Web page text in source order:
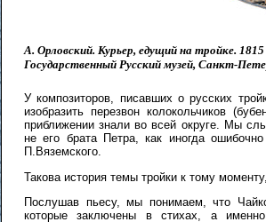
А. Орловский. Курьер, едущий на тройке. 1815
Государственный Русский музей, Санкт-
У композиторов, писавших о русских
изобразить перезвон колокольчиков
приближении знали во всей округе. Мы
не его брата Петра, как иногда
П.Вяземского.
Такова история темы тройки к тому
Послушав пьесу, мы понимаем, что
которые заключены в стихах, а